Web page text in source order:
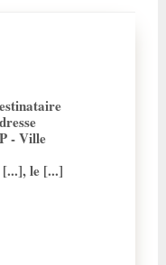
- Ville
le [...]